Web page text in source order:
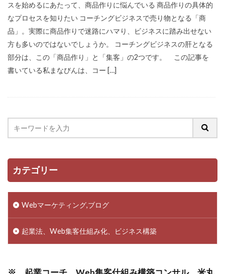
スを始めるにあたって、商品作りに悩んでいる 商品作りの具体的
なプロセスを知りたい コーチングビジネスで売り物となる「商
品」。実際に商品作りで迷路にハマり、ビジネスに踏み出せない
方も多いのではないでしょうか。 コーチングビジネスの肝となる
部分は、この「商品作り」と「集客」の2つです。 この記事を
書いている私まなびんは、コー […]
カテゴリー
Webマーケティング,ブログ
起業法、Web集客仕組み化、ビジネス構築